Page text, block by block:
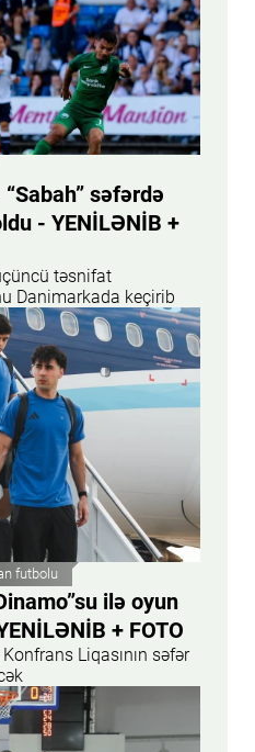
səfərdə
- YENİLƏNİB +
təsnifat
Danimarkada keçirib
futbolu
ilə oyun
+ FOTO
Liqasının səfər